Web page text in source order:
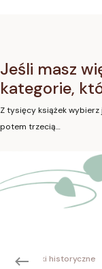
Jeśli masz
kategorie,
Z tysięcy książek wybierz
potem trzecią…
Książki historyczne